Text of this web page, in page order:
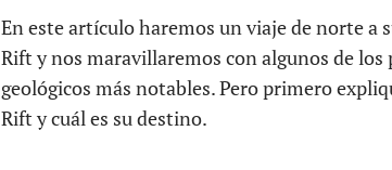
En este artículo haremos un viaje de norte a
Rift y nos maravillaremos con algunos de los
geológicos más notables. Pero primero
Rift y cuál es su destino.